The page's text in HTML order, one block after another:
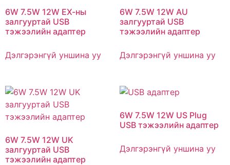
6W 7.5W 12W ЕХ-ны
залгууртай USB
тэжээлийн адаптер
Дэлгэрэнгүй уншина уу
6W 7.5W 12W AU
залгууртай USB
тэжээлийн адаптер
Дэлгэрэнгүй уншина уу
6W 7.5W 12W UK
залгууртай USB
тэжээлийн адаптер
6W 7.5W 12W US Plug
USB тэжээлийн адаптер
Дэлгэрэнгүй уншина уу